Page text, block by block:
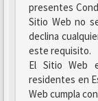
presentes
Sitio Web no
declina
este requisito.
El Sitio Web
residentes en
Web cumpla